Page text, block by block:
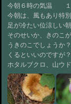
今朝６時の気温
今朝は、風もあり特
足が冷たい位涼しい
そのせいか、きのこ
うきのこでしょうか
くるといいのですが？
ホタルブクロ、山ウ